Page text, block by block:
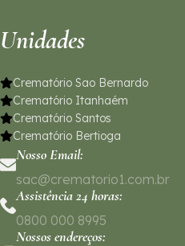
Unidades
Crematório Sao Bernardo
Crematório Itanhaém
Crematório Santos
Crematório Bertioga
Nosso Email:
sac@crematorio1.com.br
Assistência 24 horas:
0800 000 8995
Nossos endereços: